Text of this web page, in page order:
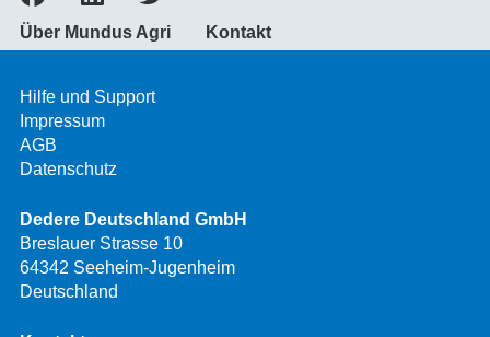
Über Mundus Agri Kontakt
Hilfe und Support
Impressum
AGB
Datenschutz
Dedere Deutschland GmbH
Breslauer Strasse 10
64342 Seeheim-Jugenheim
Deutschland